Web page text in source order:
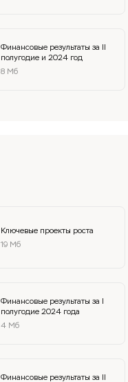
Финансовые результаты за II
полугодие и 2024 год
8 Мб
Ключевые проекты роста
19 Мб
Финансовые результаты за I
полугодие 2024 года
4 Мб
Финансовые результаты за II